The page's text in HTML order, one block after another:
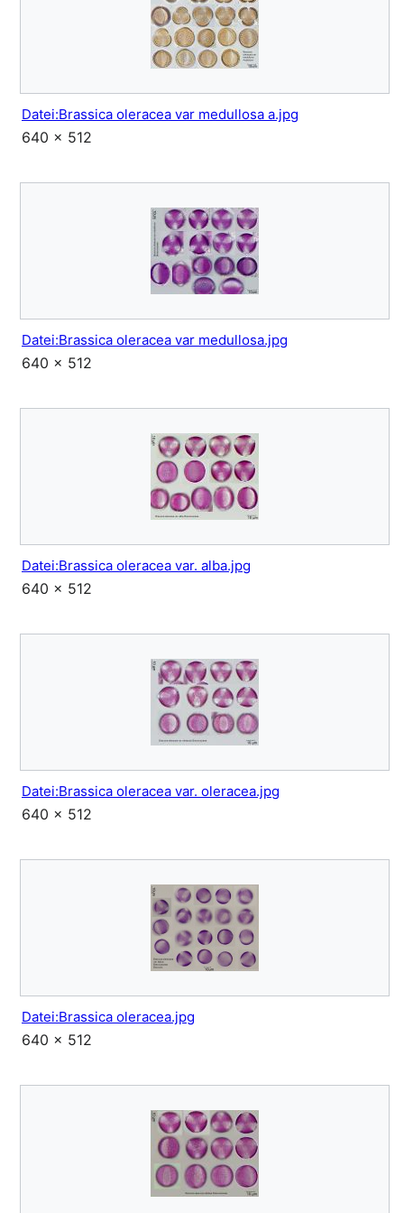
Datei:Brassica oleracea var medullosa a.jpg
640 × 512
Datei:Brassica oleracea var medullosa.jpg
640 × 512
Datei:Brassica oleracea var. alba.jpg
640 × 512
Datei:Brassica oleracea var. oleracea.jpg
640 × 512
Datei:Brassica oleracea.jpg
640 × 512